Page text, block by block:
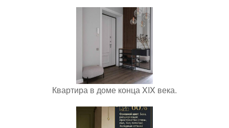
Квартира в доме конца XIX века.